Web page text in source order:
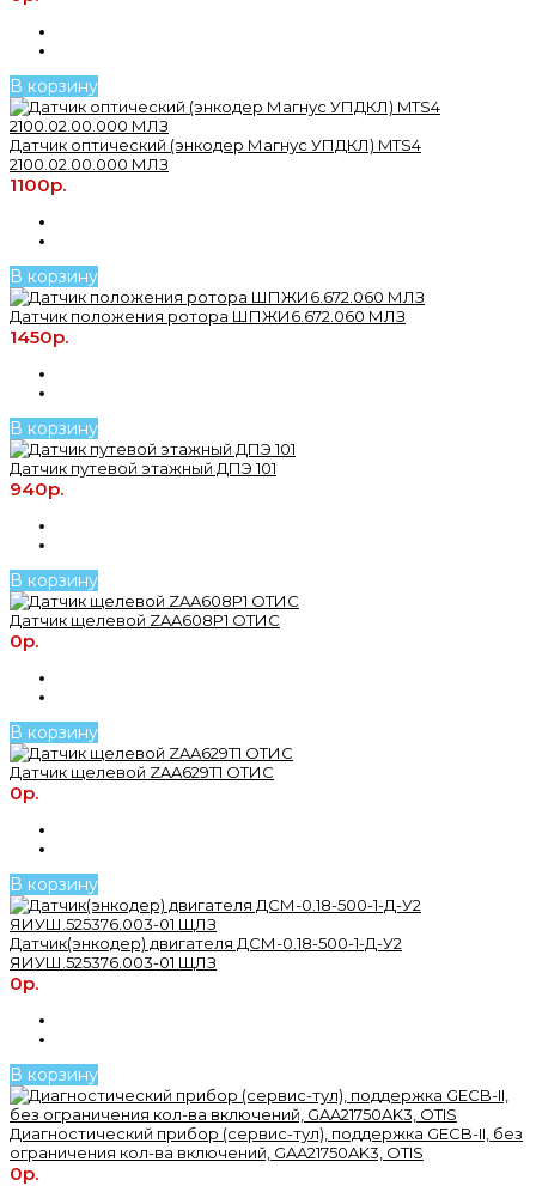
В корзину
Датчик оптический (энкодер Магнус УПДКЛ) MTS4
2100.02.00.000 МЛЗ
1100р.
В корзину
Датчик положения ротора ШПЖИ6.672.060 МЛЗ
1450р.
В корзину
Датчик путевой этажный ДПЭ 101
940р.
В корзину
Датчик щелевой ZAA608P1 ОТИС
0р.
В корзину
Датчик щелевой ZAA629Т1 ОТИС
0р.
В корзину
Датчик(энкодер) двигателя ДСМ-0.18-500-1-Д-У2
ЯИУШ.525376.003-01 ЩЛЗ
0р.
В корзину
Диагностический прибор (сервис-тул), поддержка GECB-II, без
ограничения кол-ва включений, GAA21750AK3, OTIS
0р.